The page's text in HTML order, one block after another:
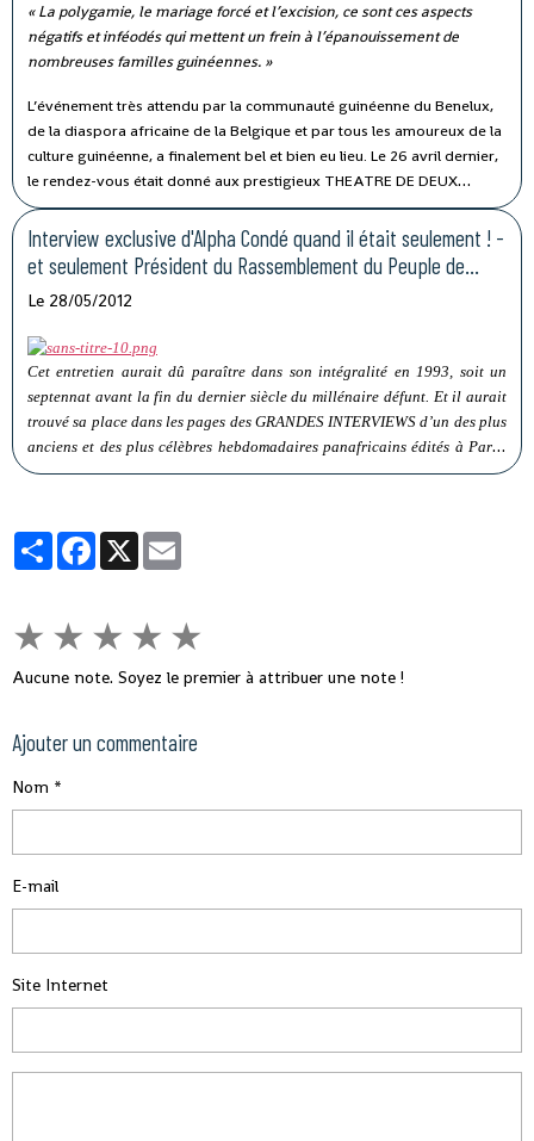
« La polygamie, le mariage forcé et l’excision, ce sont ces aspects
négatifs et inféodés qui mettent un frein à l’épanouissement de
nombreuses familles guinéennes. »
L’événement très attendu par la communauté guinéenne du Benelux,
de la diaspora africaine de la Belgique et par tous les amoureux de la
culture guinéenne, a finalement bel et bien eu lieu. Le 26 avril dernier,
le rendez-vous était donné aux prestigieux THEATRE DE DEUX
GARES, à Bruxelles pour la célébration de la grande fête guinéenne
au cœur de la capitale européenne.
Interview exclusive d'Alpha Condé quand il était seulement ! -
et seulement Président du Rassemblement du Peuple de
Guinéen
Le 28/05/2012
Cet entretien aurait dû paraître dans son intégralité en 1993, soit un
septennat avant la fin du dernier siècle du millénaire défunt. Et il aurait
trouvé sa place dans les pages des GRANDES INTERVIEWS d’un des plus
anciens et des plus célèbres hebdomadaires panafricains édités à Paris.
L’Actualité chaude de l’époque l’y avait réduit à un simple encart d’une
PartagerFacebook
X
★ ★ ★ ★ ★
Aucune note. Soyez le premier à attribuer une note !
Ajouter un commentaire
Nom
E-mail
Site Internet